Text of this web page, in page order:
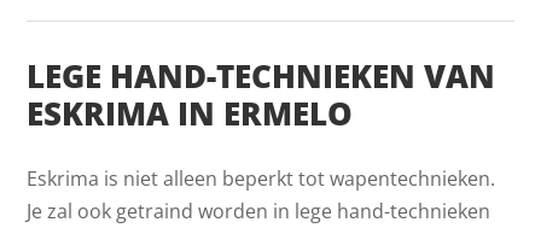
LEGE HAND-TECHNIEKEN VAN
ESKRIMA IN ERMELO
Eskrima is niet alleen beperkt tot wapentechnieken.
Je zal ook getraind worden in lege hand-technieken